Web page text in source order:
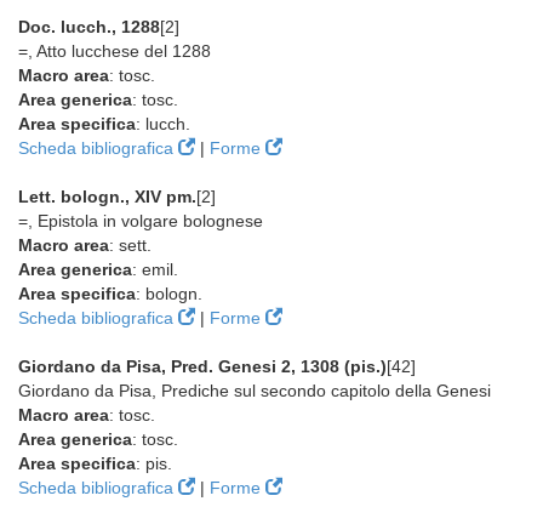
Doc. lucch., 1288[2]
=, Atto lucchese del 1288
Macro area: tosc.
Area generica: tosc.
Area specifica: lucch.
Scheda bibliografica
| Forme
Lett. bologn., XIV pm.[2]
=, Epistola in volgare bolognese
Macro area: sett.
Area generica: emil.
Area specifica: bologn.
Scheda bibliografica
| Forme
Giordano da Pisa, Pred. Genesi 2, 1308 (pis.)[42]
Giordano da Pisa, Prediche sul secondo capitolo della Genesi
Macro area: tosc.
Area generica: tosc.
Area specifica: pis.
Scheda bibliografica
| Forme